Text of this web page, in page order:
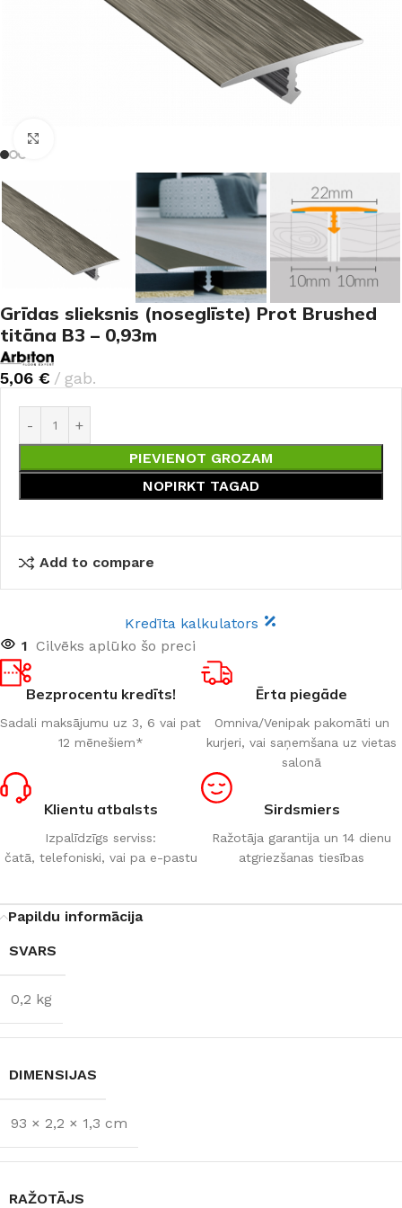
Grīdas slieksnis (noseglīste) Prot Brushed
titāna B3 – 0,93m
5,06 € gab.
PIEVIENOT GROZAM
NOPIRKT TAGAD
Add to compare
Kredīta kalkulators
1 Cilvēks aplūko šo preci
Bezprocentu kredīts!
Sadali maksājumu uz 3, 6 vai pat
12 mēnešiem*
Ērta piegāde
Omniva/Venipak pakomāti un
kurjeri, vai saņemšana uz vietas
salonā
Klientu atbalsts
Izpalīdzīgs serviss:
čatā, telefoniski, vai pa e-pastu
Sirdsmiers
Ražotāja garantija un 14 dienu
atgriezšanas tiesības
Papildu informācija
SVARS
0,2 kg
DIMENSIJAS
93 × 2,2 × 1,3 cm
RAŽOTĀJS